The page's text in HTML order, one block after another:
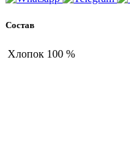
Состав
Хлопок 100 %